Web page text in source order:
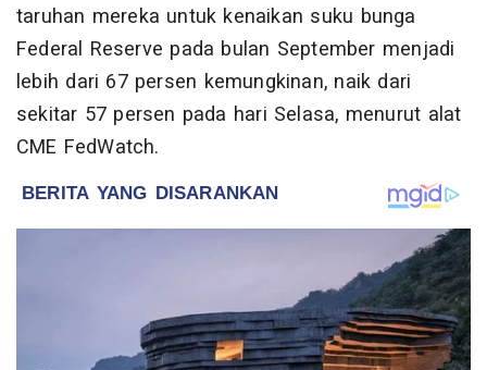
taruhan mereka untuk kenaikan suku bunga
Federal Reserve pada bulan September menjadi
lebih dari 67 persen kemungkinan, naik dari
sekitar 57 persen pada hari Selasa, menurut alat
CME FedWatch.